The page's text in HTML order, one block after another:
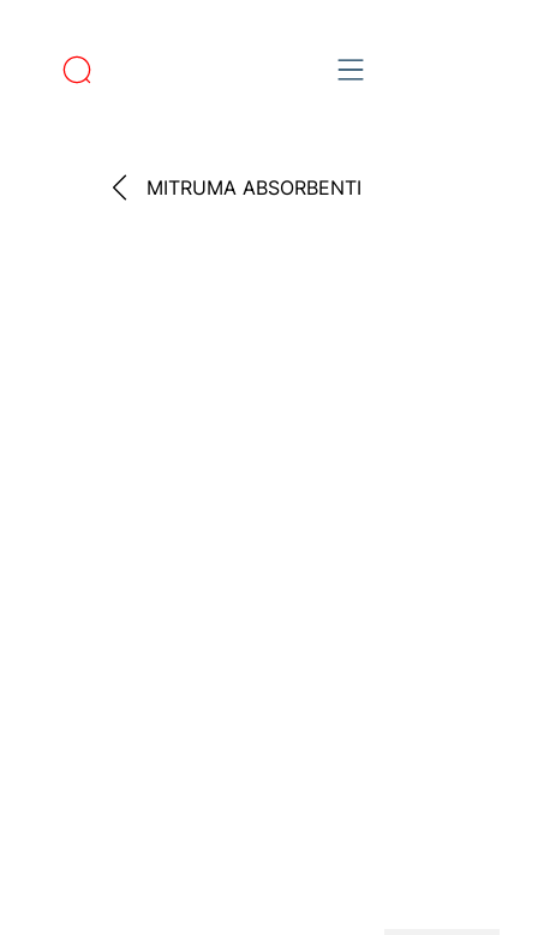
MITRUMA ABSORBENTI